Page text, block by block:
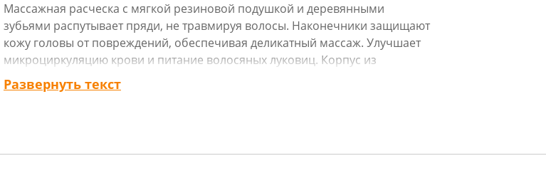
Массажная расческа с мягкой резиновой подушкой и деревянными
зубьями распутывает пряди, не травмируя волосы. Наконечники защищают
кожу головы от повреждений, обеспечивая деликатный массаж. Улучшает
микроциркуляцию крови и питание волосяных луковиц. Корпус из
натурального дерева снимает статическое электричество и помогает
избавиться от пушистости.
Развернуть текст